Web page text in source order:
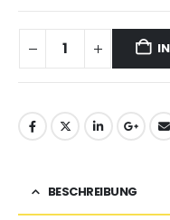
BESCHREIBUNG